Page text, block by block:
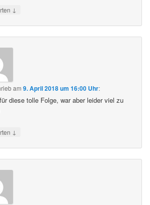
↓
am9. April 2018 um 16:00 Uhr:
diese tolle Folge, war aber leider viel zu
↓